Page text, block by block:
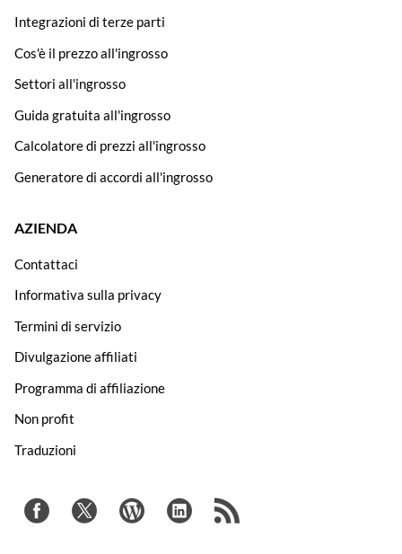
Integrazioni di terze parti
Cos'è il prezzo all'ingrosso
Settori all'ingrosso
Guida gratuita all'ingrosso
Calcolatore di prezzi all'ingrosso
Generatore di accordi all'ingrosso
AZIENDA
Contattaci
Informativa sulla privacy
Termini di servizio
Divulgazione affiliati
Programma di affiliazione
Non profit
Traduzioni